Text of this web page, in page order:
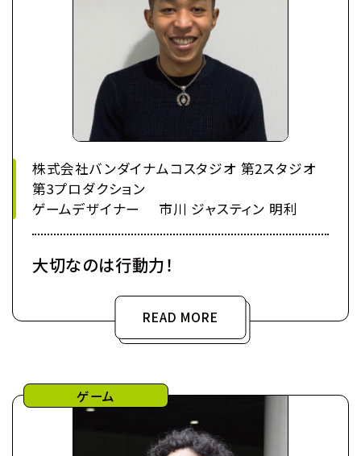
株式会社バンダイナムコスタジオ 第2スタジオ
第3プロダクション
ゲームデザイナー 市川 ジャスティン 明利
大切なのは行動力！
READ MORE
ゲーム